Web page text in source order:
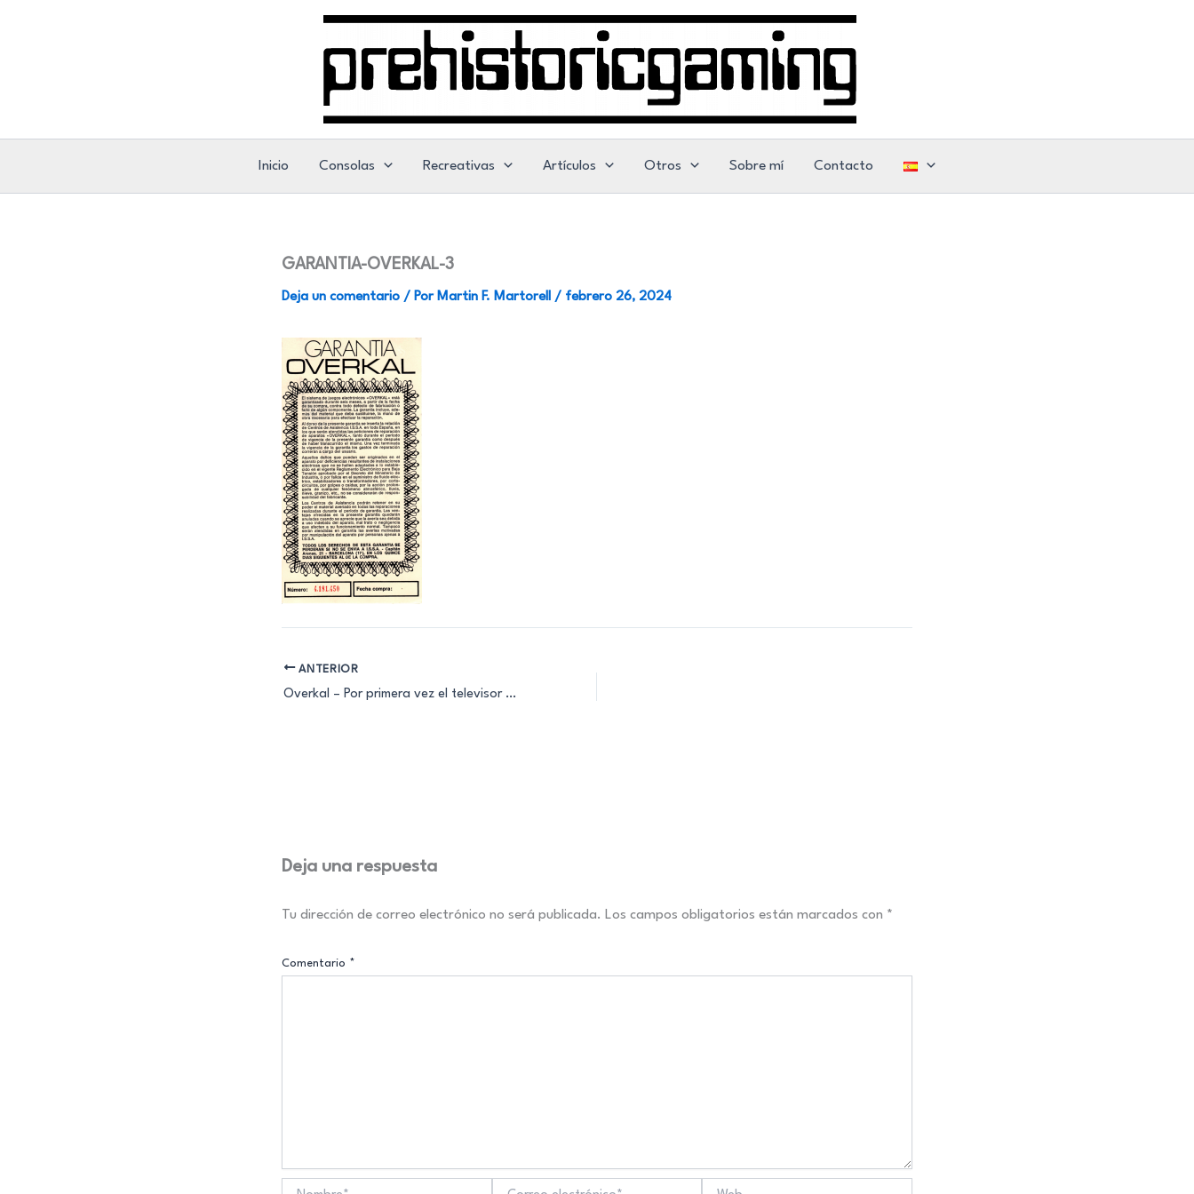
Inicio Consolas Recreativas Artículos Otros Sobre mí Contacto
GARANTIA-OVERKAL-3
Deja un comentario / Por Martin F. Martorell / febrero 26, 2024
ANTERIOR
Overkal – Por primera vez el televisor servía para jugar
Deja una respuesta
Tu dirección de correo electrónico no será publicada. Los campos obligatorios están marcados con *
Comentario *